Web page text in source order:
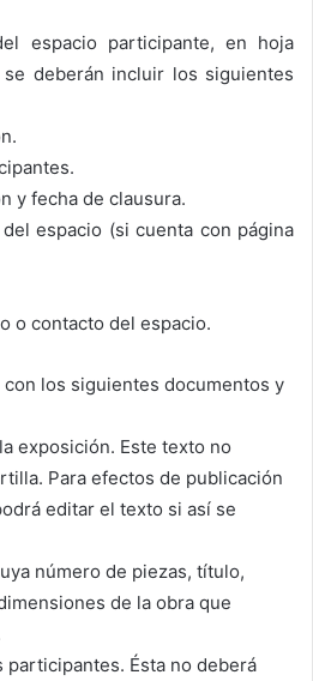
espacio participante, en hoja
deberán incluir los siguientes
y fecha de clausura.
espacio (si cuenta con página
o contacto del espacio.
con los siguientes documentos y
exposición. Este texto no
Para efectos de publicación
editar el texto si así se
número de piezas, título,
de la obra que
Ésta no deberá